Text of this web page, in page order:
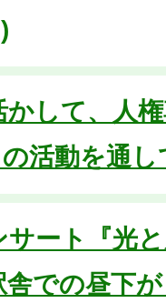
かして、人
活動を通し
サート『光
舎での昼下